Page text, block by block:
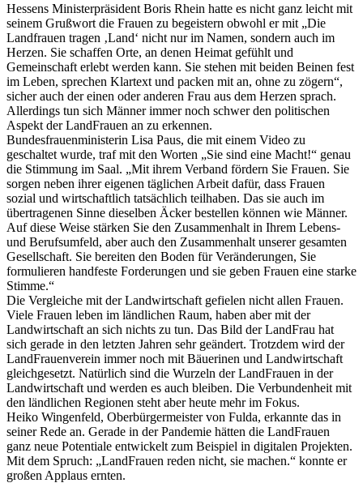
Hessens Ministerpräsident Boris Rhein hatte es nicht ganz leicht mit
seinem Grußwort die Frauen zu begeistern obwohl er mit „Die
Landfrauen tragen ‚Land‘ nicht nur im Namen, sondern auch im
Herzen. Sie schaffen Orte, an denen Heimat gefühlt und
Gemeinschaft erlebt werden kann. Sie stehen mit beiden Beinen fest
im Leben, sprechen Klartext und packen mit an, ohne zu zögern“,
sicher auch der einen oder anderen Frau aus dem Herzen sprach.
Allerdings tun sich Männer immer noch schwer den politischen
Aspekt der LandFrauen an zu erkennen.
Bundesfrauenministerin Lisa Paus, die mit einem Video zu
geschaltet wurde, traf mit den Worten „Sie sind eine Macht!“ genau
die Stimmung im Saal. „Mit ihrem Verband fördern Sie Frauen. Sie
sorgen neben ihrer eigenen täglichen Arbeit dafür, dass Frauen
sozial und wirtschaftlich tatsächlich teilhaben. Das sie auch im
übertragenen Sinne dieselben Äcker bestellen können wie Männer.
Auf diese Weise stärken Sie den Zusammenhalt in Ihrem Lebens-
und Berufsumfeld, aber auch den Zusammenhalt unserer gesamten
Gesellschaft. Sie bereiten den Boden für Veränderungen, Sie
formulieren handfeste Forderungen und sie geben Frauen eine starke
Stimme.“
Die Vergleiche mit der Landwirtschaft gefielen nicht allen Frauen.
Viele Frauen leben im ländlichen Raum, haben aber mit der
Landwirtschaft an sich nichts zu tun. Das Bild der LandFrau hat
sich gerade in den letzten Jahren sehr geändert. Trotzdem wird der
LandFrauenverein immer noch mit Bäuerinen und Landwirtschaft
gleichgesetzt. Natürlich sind die Wurzeln der LandFrauen in der
Landwirtschaft und werden es auch bleiben. Die Verbundenheit mit
den ländlichen Regionen steht aber heute mehr im Fokus.
Heiko Wingenfeld, Oberbürgermeister von Fulda, erkannte das in
seiner Rede an. Gerade in der Pandemie hätten die LandFrauen
ganz neue Potentiale entwickelt zum Beispiel in digitalen Projekten.
Mit dem Spruch: „LandFrauen reden nicht, sie machen.“ konnte er
großen Applaus ernten.